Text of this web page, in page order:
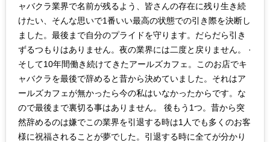
ャバクラ業界で名前が残るよう、皆さんの存在に残り生き続
けたい、そんな思いで1番いい最高の状態での引き際を決断し
ました。最後まで自分のプライドを守ります。だらだら引き
ずるつもりはありません。夜の業界には二度と戻りません。 ·
そして10年間働き続けてきたアールズカフェ。このお店でキ
ャバクラを最後で辞めると昔から決めていました。それはア
ールズカフェが無かったら今の私はいなかったからです。な
ので最後まで裏切る事はありません。 後もう1つ。昔から突
然辞めるのは嫌でこの業界を引退する時は1人でも多くのお客
様に祝福されることが夢でした。引退する時に全てが分かり